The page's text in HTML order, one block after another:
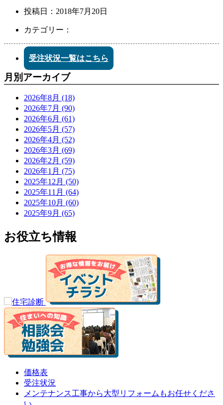
投稿日： 2018年7月20日
カテゴリー：
受注状況一覧はこちら
月別アーカイブ
2026年8月 (18)
2026年7月 (90)
2026年6月 (61)
2026年5月 (57)
2026年4月 (52)
2026年3月 (69)
2026年2月 (59)
2026年1月 (75)
2025年12月 (50)
2025年11月 (64)
2025年10月 (60)
2025年9月 (65)
お役立ち情報
価格表
受注状況
メンテナンス工事から大型リフォームもお任せくださ